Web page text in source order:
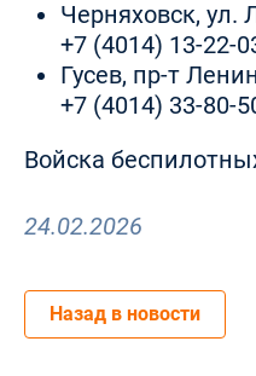
Черняховск, ул.
+7 (4014) 13-22-
Гусев, пр-т
+7 (4014) 33-80-
Войска
24.02.2026
Назад в новости